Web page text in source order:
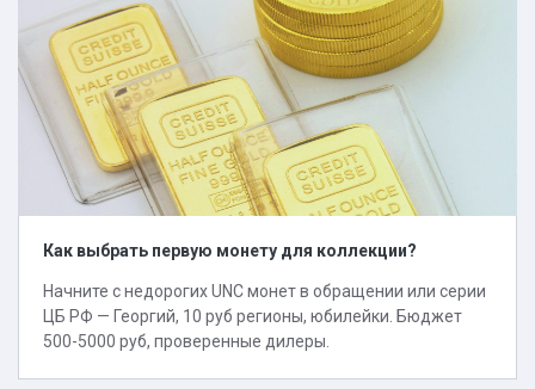
Как выбрать первую монету для коллекции?
Начните с недорогих UNC монет в обращении или серии
ЦБ РФ — Георгий, 10 руб регионы, юбилейки. Бюджет
500-5000 руб, проверенные дилеры.